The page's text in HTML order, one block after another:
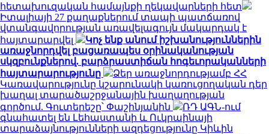
հետախուզական համայնքի ղեկավարների հետ
Իտալիայի 27 քաղաքներում տապի պատճառով
վտանգավորության առավելագույն մակարդակ է
հայտարարվել
Կոչ ենք անում իշխանություններին
առաջնորդվել բացառապես օրինականության
սկզբունքներով. բարձրաստիճան հոգեւորականների
հայտարարությունը
Ձեր առաջնորդությամբ ՀՀ
Կառավարությունը կշարունակի կառուցողական դեր
խաղալ տարածաշրջանային խաղաղության
գործում. Գուտերեշը՝ Փաշինյանին
ՌԴ ԱԳՆ-ում
գնահատել են Լեհաստանի և Ուկրաինայի
տարաձայնությունների ազդեցությունը Կիևին